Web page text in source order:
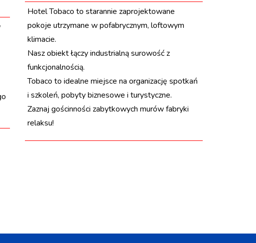
Hotel Tobaco to starannie zaprojektowane
pokoje utrzymane w pofabrycznym, loftowym
klimacie.
Nasz obiekt łączy industrialną surowość z
funkcjonalnością.
Tobaco to idealne miejsce na organizację spotkań
i szkoleń, pobyty biznesowe i turystyczne.
Zaznaj gościnności zabytkowych murów fabryki
relaksu!